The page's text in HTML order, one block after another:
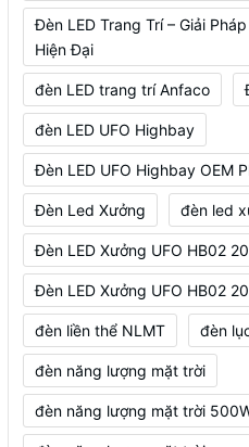
Đèn LED Trang Trí – Giải
Hiện Đại
đèn LED trang trí Anfaco
đèn LED UFO Highbay
Đèn LED UFO Highbay OEM
Đèn Led Xưởng đèn led
Đèn LED Xưởng UFO HB02
Đèn LED Xưởng UFO HB02
đèn liền thể NLMT đèn
đèn năng lượng mặt trời
đèn năng lượng mặt trời